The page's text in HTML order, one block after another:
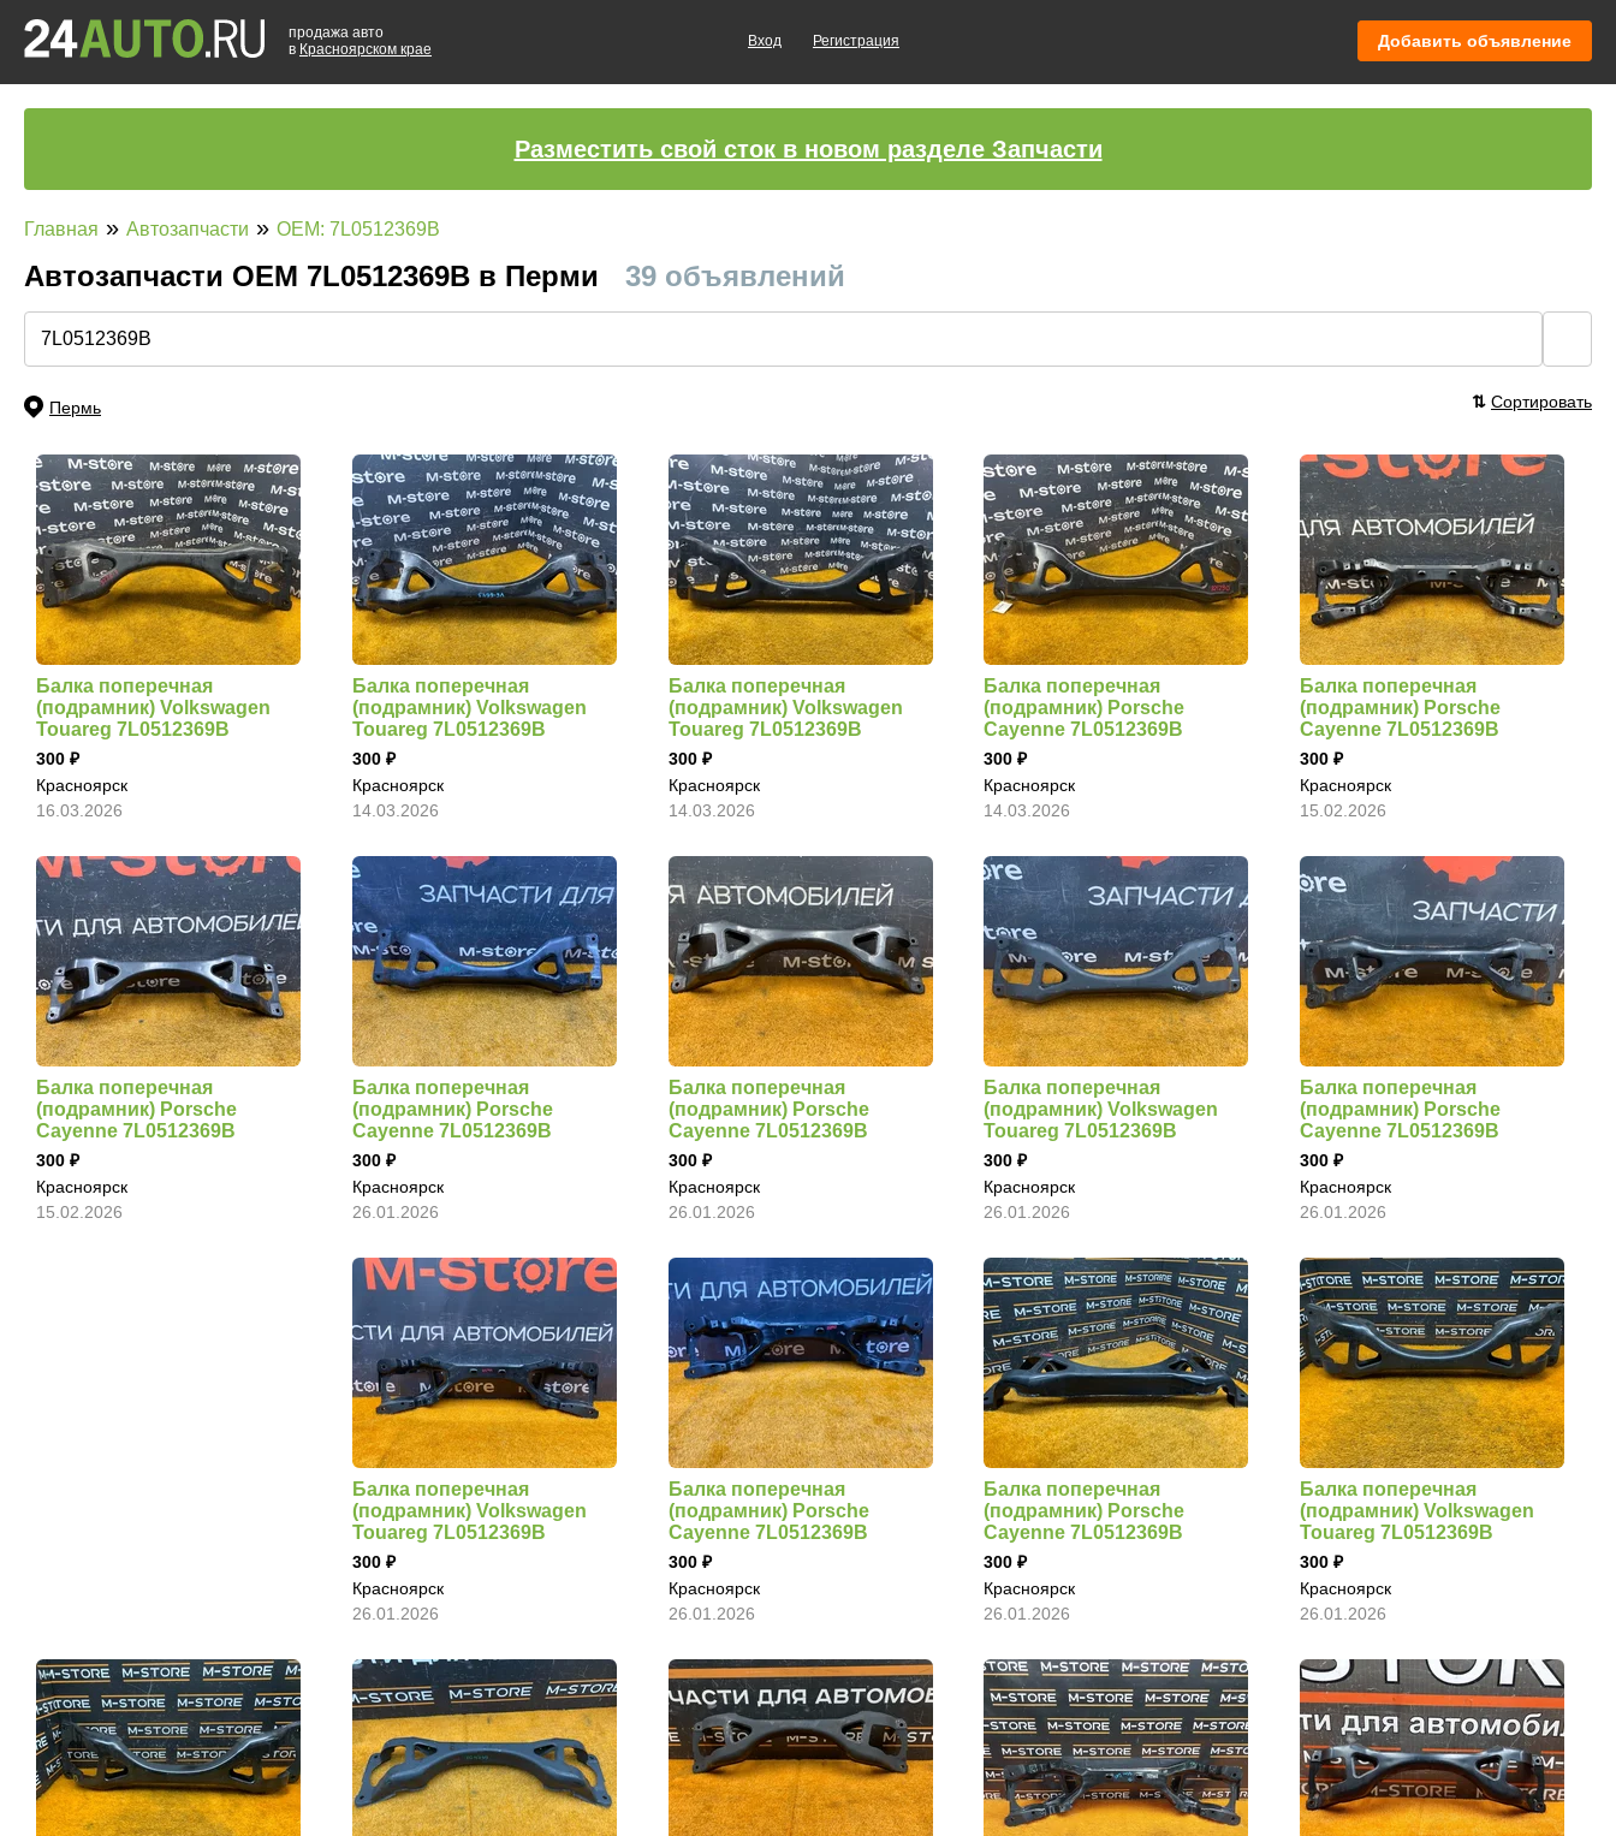
продажа авто
в Красноярском крае
Вход Регистрация Добавить объявление
Разместить свой сток в новом разделе Запчасти
Главная » Автозапчасти » OEM: 7L0512369B
Автозапчасти ОЕМ 7L0512369B в Перми 39 объявлений
Пермь ⇅ Сортировать
Балка поперечная
(подрамник) Volkswagen
Touareg 7L0512369B
300
Красноярск
16.03.2026
Балка поперечная
(подрамник) Volkswagen
Touareg 7L0512369B
300
Красноярск
14.03.2026
Балка поперечная
(подрамник) Volkswagen
Touareg 7L0512369B
300
Красноярск
14.03.2026
Балка поперечная
(подрамник) Porsche
Cayenne 7L0512369B
300
Красноярск
14.03.2026
Балка поперечная
(подрамник) Porsche
Cayenne 7L0512369B
300
Красноярск
15.02.2026
Балка поперечная
(подрамник) Porsche
Cayenne 7L0512369B
300
Красноярск
15.02.2026
Балка поперечная
(подрамник) Porsche
Cayenne 7L0512369B
300
Красноярск
26.01.2026
Балка поперечная
(подрамник) Porsche
Cayenne 7L0512369B
300
Красноярск
26.01.2026
Балка поперечная
(подрамник) Volkswagen
Touareg 7L0512369B
300
Красноярск
26.01.2026
Балка поперечная
(подрамник) Porsche
Cayenne 7L0512369B
300
Красноярск
26.01.2026
Балка поперечная
(подрамник) Volkswagen
Touareg 7L0512369B
300
Красноярск
26.01.2026
Балка поперечная
(подрамник) Porsche
Cayenne 7L0512369B
300
Красноярск
26.01.2026
Балка поперечная
(подрамник) Porsche
Cayenne 7L0512369B
300
Красноярск
26.01.2026
Балка поперечная
(подрамник) Volkswagen
Touareg 7L0512369B
300
Красноярск
26.01.2026